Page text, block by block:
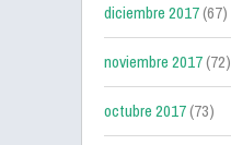
diciembre 2017(67)
noviembre 2017(72)
octubre 2017(73)